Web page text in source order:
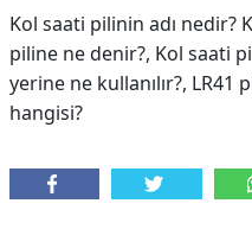
Kol saati pilinin adı nedir?
piline ne denir?, Kol saati
yerine ne kullanılır?, LR41
hangisi?